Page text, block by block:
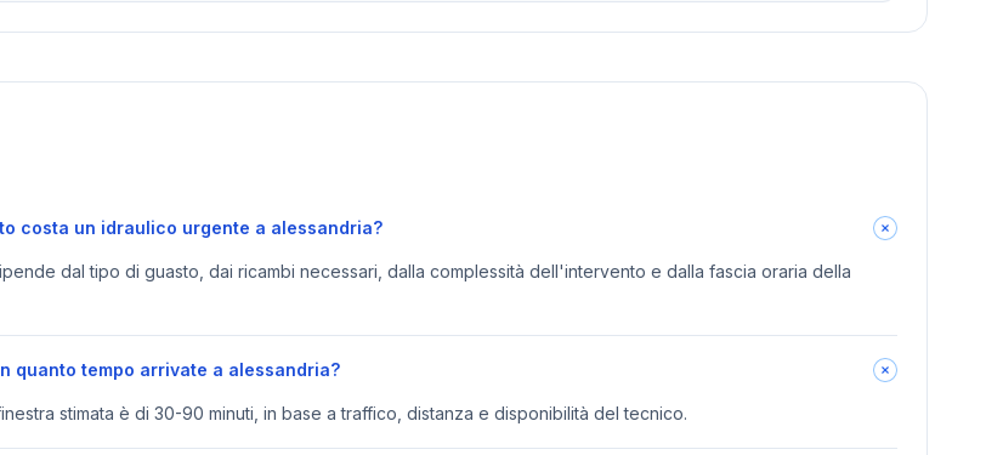
costa un idraulico urgente a alessandria?
dal tipo di guasto, dai ricambi necessari, dalla complessità dell'intervento e dalla fascia oraria della
quanto tempo arrivate a alessandria?
stimata è di 30-90 minuti, in base a traffico, distanza e disponibilità del tecnico.